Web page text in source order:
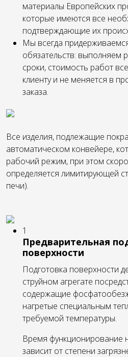
материалы Европейских
которые имеются все
подтверждающие их
Мы всегда
обязательств: выполняем
сроки, стоимость работ
клиенту и не меняется в
заказа.
Все изделия, подлежащие
автоматическом конвейере,
рабочий режим, при этом
определяется лимитирующей
печи).
1
Предварительная
поверхности
Подготовка поверхности
струйном агрегате
содержащие
нагретые специальным
требуемой температуры.
Время функционирование
зависит от степени